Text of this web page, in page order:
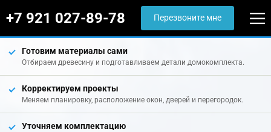
+7 921 027-89-78 Перезвоните мне
Готовим материалы сами
Отбираем древесину и подготавливаем детали домокомплекта.
Корректируем проекты
Меняем планировку, расположение окон, дверей и перегородок.
Уточняем комплектацию